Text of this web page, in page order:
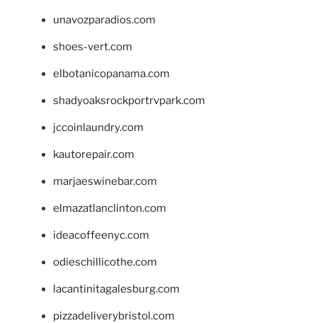
unavozparadios.com
shoes-vert.com
elbotanicopanama.com
shadyoaksrockportrvpark.com
jccoinlaundry.com
kautorepair.com
marjaeswinebar.com
elmazatlanclinton.com
ideacoffeenyc.com
odieschillicothe.com
lacantinitagalesburg.com
pizzadeliverybristol.com